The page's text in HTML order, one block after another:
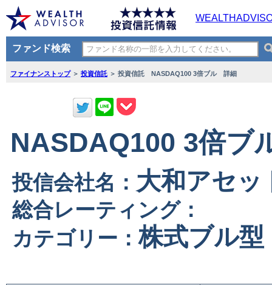
ファンド検索
ファイナンストップ＞ 投資信託 ＞ 投資信託 NASDAQ100 3倍ブル 詳細
NASDAQ100 3倍ブ
投信会社名： 大和アセッ
総合レーティング：
カテゴリー：株式ブル型